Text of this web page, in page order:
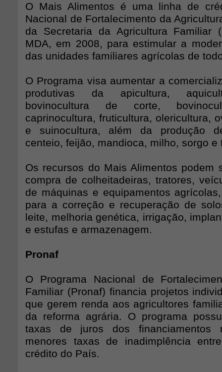
O Mais Alimentos é uma linha de
Nacional de Fortalecimento da
da Secretaria da Agricultura Familiar
MDA, em 2008, para estimular a
das unidades familiares agrícolas de
O Programa visa aumentar a
produtivas da apicultura,
bovinocultura de corte,
caprinocultura, fruticultura, olericultura,
e suinocultura, além da produção
centeio, feijão, mandioca, milho, sorgo e
Os recursos do Mais Alimentos podem
compra de colheitadeiras, tratores,
de máquinas e equipamentos
para a correção e recuperação de
leite, melhoria genética, irrigação,
e estufas e armazenagem.
Pronaf
O Programa Nacional de
Familiar (Pronaf) financia projetos
que gerem renda aos agricultores
da reforma agrária. O programa
taxas de juros dos financiamentos
menores taxas de inadimplência
crédito do País.